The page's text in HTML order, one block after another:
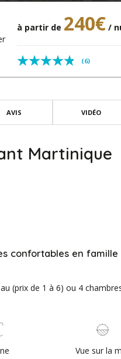
à partir de 240€ /
(6)
AVIS VIDÉO
Martinique
confortables en famille
(prix de 1 à 6) ou 4
Vue sur la